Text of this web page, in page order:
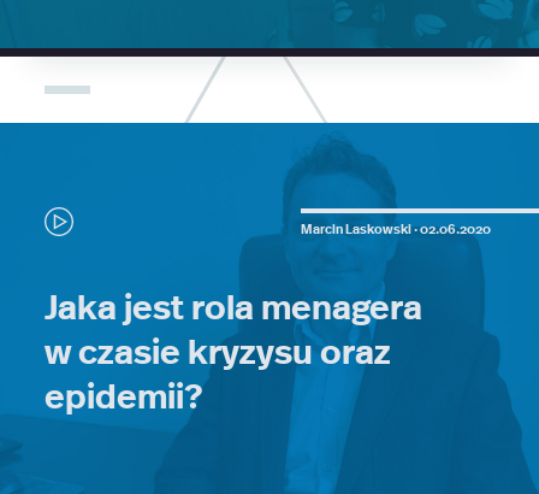
Marcin Laskowski ·02.06.2020
Jaka jest rola menagera
w czasie kryzysu oraz
epidemii?